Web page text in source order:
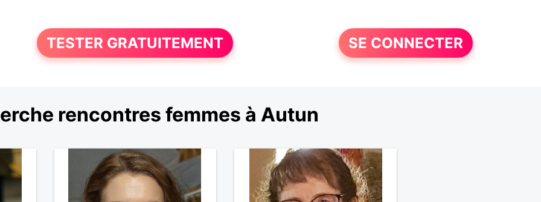
TESTER GRATUITEMENT SE CONNECTER
rencontres femmes à Autun